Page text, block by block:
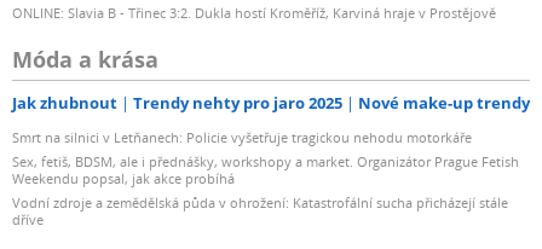
ONLINE: Slavia B - Třinec 3:2. Dukla hostí Kroměříž, Karviná hraje v Prostějově
Móda a krása
Jak zhubnout Trendy nehty pro jaro 2025 Nové make-up trendy
Smrt na silnici v Letňanech: Policie vyšetřuje tragickou nehodu motorkáře
Sex, fetiš, BDSM, ale i přednášky, workshopy a market. Organizátor Prague Fetish
Weekendu popsal, jak akce probíhá
Vodní zdroje a zemědělská půda v ohrožení: Katastrofální sucha přicházejí stále
dříve